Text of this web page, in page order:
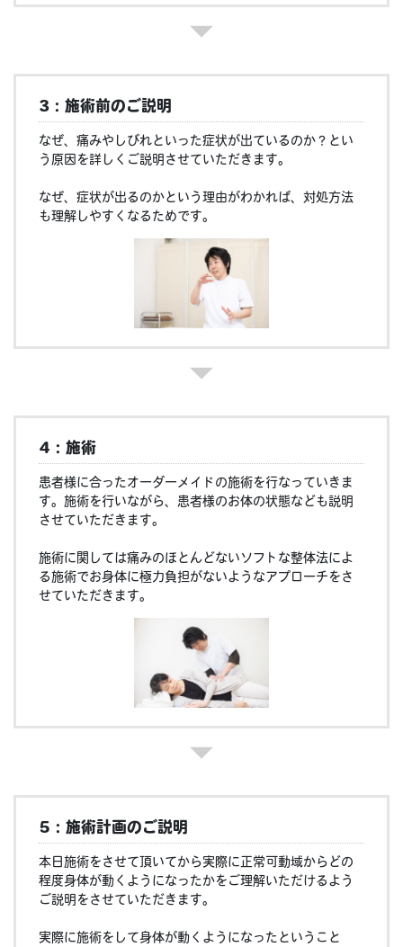
3：施術前のご説明
なぜ、痛みやしびれといった症状が出ているのか？とい
う原因を詳しくご説明させていただきます。
なぜ、症状が出るのかという理由がわかれば、対処方法
も理解しやすくなるためです。
4：施術
患者様に合ったオーダーメイドの施術を行なっていきま
す。施術を行いながら、患者様のお体の状態なども説明
させていただきます。
施術に関しては痛みのほとんどないソフトな整体法によ
る施術でお身体に極力負担がないようなアプローチをさ
せていただきます。
5：施術計画のご説明
本日施術をさせて頂いてから実際に正常可動域からどの
程度身体が動くようになったかをご理解いただけるよう
ご説明をさせていただきます。
実際に施術をして身体が動くようになったということ